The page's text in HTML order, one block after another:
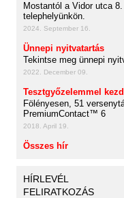
Mostantól a Vidor utca
telephelyünkön.
2024. September 16.
Ünnepi nyitvatartás
Tekintse meg ünnepi
2022. December 09.
Tesztgyőzelemmel
Fölényesen, 51
PremiumContact™ 6
2018. April 19.
Összes hír
HÍRLEVÉL
FELIRATKOZÁS